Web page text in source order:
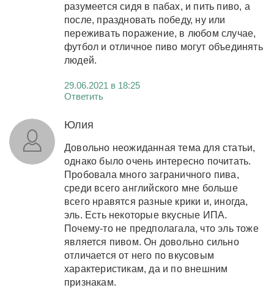
разумеется сидя в пабах, и пить пиво, а
после, праздновать победу, ну или
переживать поражение, в любом случае,
футбол и отличное пиво могут объединять
людей.
29.06.2021 в 18:25
Ответить
Юлия
Довольно неожиданная тема для статьи,
однако было очень интересно почитать.
Пробовала много заграничного пива,
среди всего английского мне больше
всего нравятся разные крики и, иногда,
эль. Есть некоторые вкусные ИПА.
Почему-то не предполагала, что эль тоже
является пивом. Он довольно сильно
отличается от него по вкусовым
характеристикам, да и по внешним
признакам.